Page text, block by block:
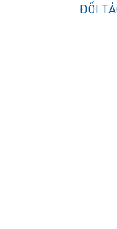
ĐỐI